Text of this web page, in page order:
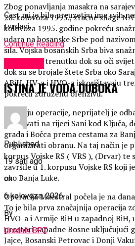
Zbog ponavljanja masakra na
28. kolovoza 1995., zračne snage
kolovoza 1995. godine pokreću
udara na bosanske Srbe pod
sila. Vojska bosanskih Srba biva
olakotnom trenutku dok su oči
dok su se brojale štete Srba oko
ABiH, HV-a i HVO-a iskorištavaju
pokreću združenu ofenzivu.
Na kraju operacije, neprijatelj je
utvrđivati na rijeci Sani kod Ključa,
grada i Bočca prema cestama za
organizirati obranu. Na taj način je
korpus Vojske RS ( VRS ), (Drvar) te
završile u 1. korpusu Vojske RS koji
oko Banja Luke.
Operacija Maestral počela je na
To je bila prva značajnija operacija
HVO-a i Armije BiH u zapadnoj BiH,
prostori zapadne Bosne uključujući
Jajce, Bosanski Petrovac i Donji
Čast mi je bilo preuzeti u ime svih
tvrdavi.
Continue Reading
ISTINA JE VODA DUBOKA
Published
19 sati ago
on
6 kolovoza, 2026
By
Urednik BPZ